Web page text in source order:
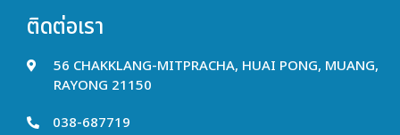
ติดต่อเรา
56 CHAKKLANG-MITPRACHA, HUAI PONG, MUANG,
RAYONG 21150
038-687719